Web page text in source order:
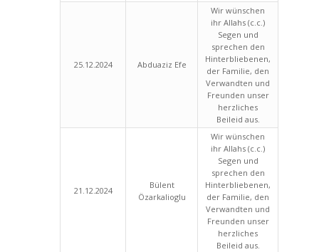
25.12.2024 Abduaziz Efe
Wir wünschen
ihr Allahs (c.c.)
Segen und
sprechen den
Hinterbliebenen,
der Familie, den
Verwandten und
Freunden unser
herzliches
Beileid aus.
21.12.2024
Bülent
Özarkalioglu
Wir wünschen
ihr Allahs (c.c.)
Segen und
sprechen den
Hinterbliebenen,
der Familie, den
Verwandten und
Freunden unser
herzliches
Beileid aus.